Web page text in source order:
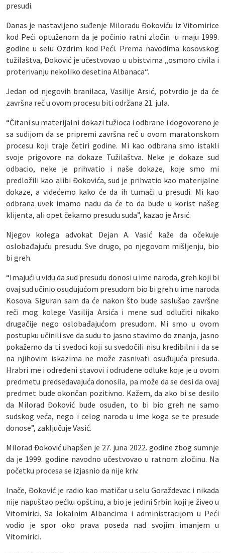
presudi.
Danas je nastavljeno suđenje Miloradu Đokoviću iz Vitomirice
kod Peći optuženom da je počinio ratni zločin u maju 1999.
godine u selu Ozdrim kod Peći. Prema navodima kosovskog
tužilaštva, Đoković je učestvovao u ubistvima „osmoro civila i
proterivanju nekoliko desetina Albanaca“.
Jedan od njegovih branilaca, Vasilije Arsić, potvrdio je da će
završna reč u ovom procesu biti održana 21. jula.
“Čitani su materijalni dokazi tužioca i odbrane i dogovoreno je
sa sudijom da se pripremi završna reč u ovom maratonskom
procesu koji traje četiri godine. Mi kao odbrana smo istakli
svoje prigovore na dokaze Tužilaštva. Neke je dokaze sud
odbacio, neke je prihvatio i naše dokaze, koje smo mi
predložili kao alibi Đokovića, sud je prihvatio kao materijalne
dokaze, a videćemo kako će da ih tumači u presudi. Mi kao
odbrana uvek imamo nadu da će to da bude u korist našeg
klijenta, ali opet čekamo presudu suda”, kazao je Arsić.
Njegov kolega advokat Dejan A. Vasić kaže da očekuje
oslobađajuću presudu. Sve drugo, po njegovom mišljenju, bio
bi greh.
“Imajući u vidu da sud presudu donosi u ime naroda, greh koji bi
ovaj sud učinio osuđujućom presudom bio bi greh u ime naroda
Kosova. Siguran sam da će nakon što bude saslušao završne
reči mog kolege Vasilija Arsića i mene sud odlučiti nikako
drugačije nego oslobađajućom presudom. Mi smo u ovom
postupku učinili sve da sudu to jasno stavimo do znanja, jasno
pokažemo da ti svedoci koji su svedočili nisu kredibilni i da se
na njihovim iskazima ne može zasnivati osuđujuća presuda.
Hrabri me i određeni stavovi i odruđene odluke koje je u ovom
predmetu predsedavajuća donosila, pa može da se desi da ovaj
predmet bude okončan pozitivno. Kažem, da ako bi se desilo
da Milorad Đoković bude osuđen, to bi bio greh ne samo
sudskog veća, nego i celog naroda u ime koga se te presude
donose”, zaključuje Vasić.
Milorad Đoković uhapšen je 27. juna 2022. godine zbog sumnje
da je 1999. godine navodno učestvovao u ratnom zločinu. Na
početku procesa se izjasnio da nije kriv.
Inače, Đoković je radio kao matičar u selu Goraždevac i nikada
nije napuštao pećku opštinu, a bio je jedini Srbin koji je živeo u
Vitomirici. Sa lokalnim Albancima i administracijom u Peći
vodio je spor oko prava poseda nad svojim imanjem u
Vitomirici.